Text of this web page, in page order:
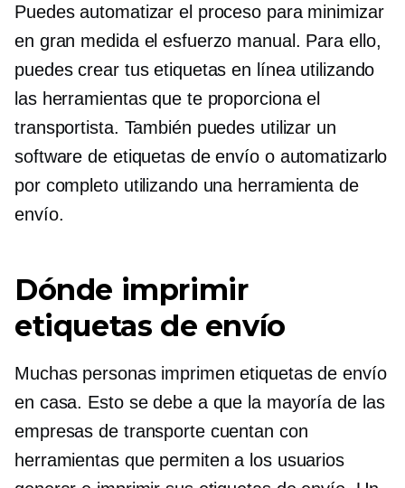
Puedes automatizar el proceso para minimizar
en gran medida el esfuerzo manual. Para ello,
puedes crear tus etiquetas en línea utilizando
las herramientas que te proporciona el
transportista. También puedes utilizar un
software de etiquetas de envío o automatizarlo
por completo utilizando una herramienta de
envío.
Dónde imprimir
etiquetas de envío
Muchas personas imprimen etiquetas de envío
en casa. Esto se debe a que la mayoría de las
empresas de transporte cuentan con
herramientas que permiten a los usuarios